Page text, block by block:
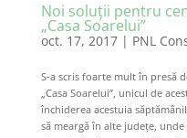
Noi soluții pentru
„Casa Soarelui”
oct. 17, 2017| PNL
S-a scris foarte mult în presă
„Casa Soarelui”, unicul de
închiderea acestuia
să meargă în alte județe,